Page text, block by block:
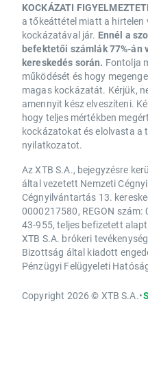
KOCKÁZATI
a tőkeáttétel miatt a hirtelen
kockázatával jár. Ennél a
befektetői számlák 77%-án
kereskedés során. Fontolja
működését és hogy
magas kockázatát. Kérjük,
amennyit kész elveszíteni.
hogy teljes mértékben
kockázatokat és elolvasta a
nyilatkozatot.
Az XTB S.A., bejegyzésre
által vezetett Nemzeti
Cégnyilvántartás 13.
0000217580, REGON
43-955, teljes befizetett
XTB S.A. brókeri
Bizottság által kiadott
Pénzügyi Felügyeleti
Copyright 2026 © XTB S.A.•